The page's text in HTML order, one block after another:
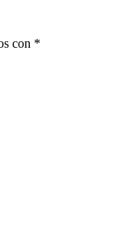
con *